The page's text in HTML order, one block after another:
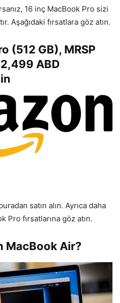
16 inç MacBook Pro sizi
Aşağıdaki fırsatlara göz atın.
(512 GB), MRSP
ABD
satın alın. Ayrıca daha
Pro fırsatlarına göz atın.
MacBook Air?